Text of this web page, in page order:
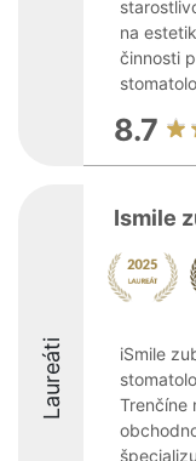
na
činnosti
8.7
Laureáti
Ismile
iSmile
Trenčíne